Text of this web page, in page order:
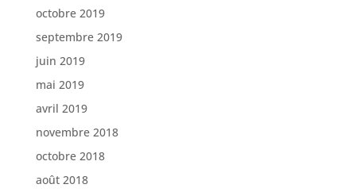
octobre 2019
septembre 2019
juin 2019
mai 2019
avril 2019
novembre 2018
octobre 2018
août 2018